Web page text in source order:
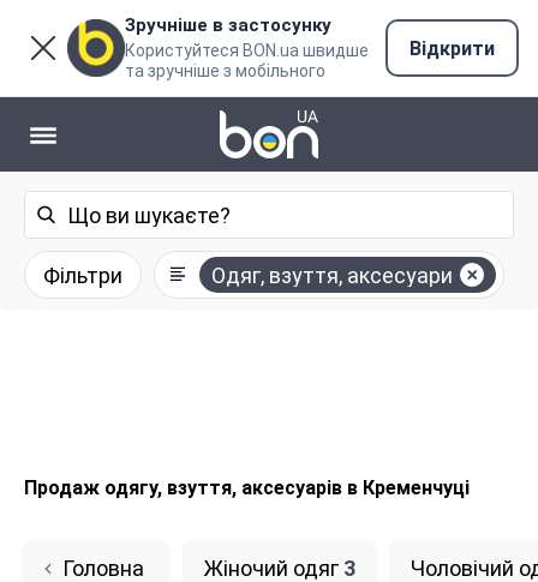
Зручніше в застосунку
Користуйтеся BON.ua швидше
та зручніше з мобільного
Відкрити
Фільтри Одяг, взуття, аксесуари
Продаж одягу, взуття, аксесуарів в Кременчуці
Головна Жіночий одяг 3 Чоловічий